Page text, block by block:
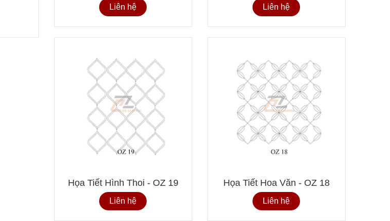
Liên hệ Liên hệ
Họa Tiết Hình Thoi - OZ 19
Liên hệ
Họa Tiết Hoa Văn - OZ 18
Liên hệ